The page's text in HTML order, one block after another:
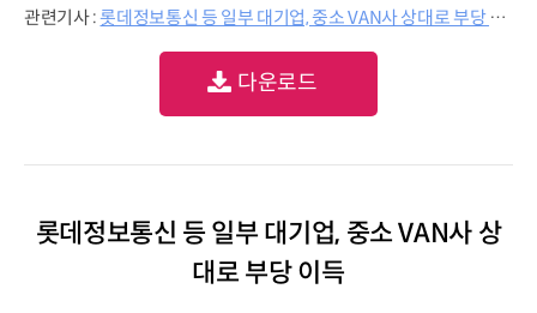
관련기사 :롯데정보통신 등 일부 대기업, 중소 VAN사 상대로 부당 이득
다운로드
롯데정보통신 등 일부 대기업, 중소 VAN사 상
대로 부당 이득